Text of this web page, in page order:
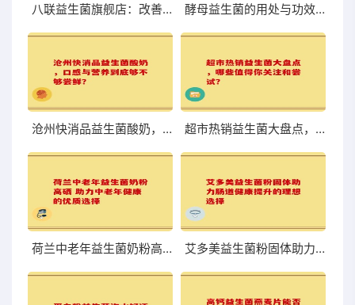
八联益生菌旗舰店：改善肠道，体验前所未有的轻盈与舒适 酵母益生菌的用处与功效你知道吗
沧州快消品益生菌酸奶，口感与营养到底够不够尝鲜？ 超市热销益生菌大盘点，哪些值得你关注和尝试？
荷兰中老年益生菌奶粉高硒 助力中老年健康的优质选择 艾多美益生菌粉固体助力肠道健康提升的理想选择